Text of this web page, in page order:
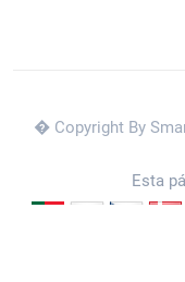
� Copyright By
Esta